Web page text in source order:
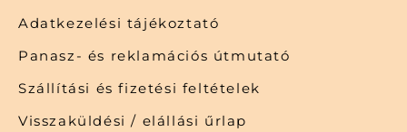
Adatkezelési tájékoztató
Panasz- és reklamációs útmutató
Szállítási és fizetési feltételek
Visszaküldési / elállási űrlap